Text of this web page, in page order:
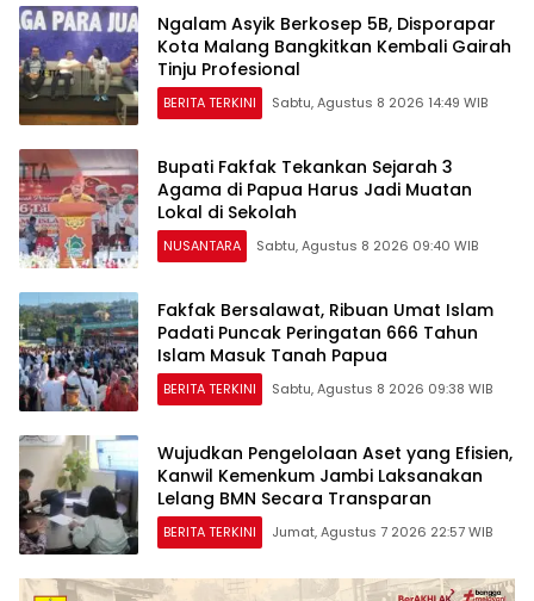
Ngalam Asyik Berkosep 5B, Disporapar
Kota Malang Bangkitkan Kembali Gairah
Tinju Profesional
BERITA TERKINI Sabtu, Agustus 8 2026 14:49 WIB
Bupati Fakfak Tekankan Sejarah 3
Agama di Papua Harus Jadi Muatan
Lokal di Sekolah
NUSANTARA Sabtu, Agustus 8 2026 09:40 WIB
Fakfak Bersalawat, Ribuan Umat Islam
Padati Puncak Peringatan 666 Tahun
Islam Masuk Tanah Papua
BERITA TERKINI Sabtu, Agustus 8 2026 09:38 WIB
Wujudkan Pengelolaan Aset yang Efisien,
Kanwil Kemenkum Jambi Laksanakan
Lelang BMN Secara Transparan
BERITA TERKINI Jumat, Agustus 7 2026 22:57 WIB